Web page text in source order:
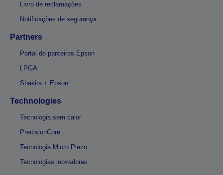
Livro de reclamações
Notificações de segurança
Partners
Portal de parceiros Epson
LPGA
Shakira + Epson
Technologies
Tecnologia sem calor
PrecisionCore
Tecnologia Micro Piezo
Tecnologias inovadoras